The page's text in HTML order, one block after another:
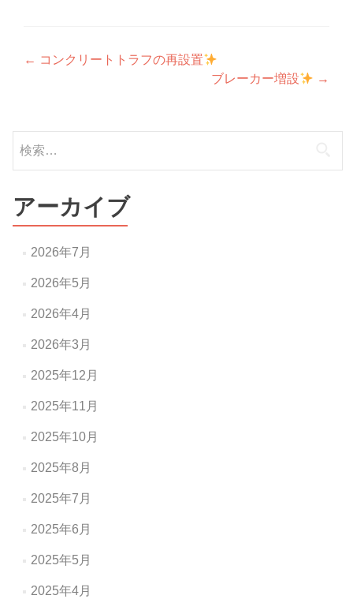
投
ビ
ゲ
ー
シ
ョ
ン
← コンクリートトラフの再設置
ブレーカー増設
→
索:
アーカイブ
2026年7月
2026年5月
2026年4月
2026年3月
2025年12月
2025年11月
2025年10月
2025年8月
2025年7月
2025年6月
2025年5月
2025年4月